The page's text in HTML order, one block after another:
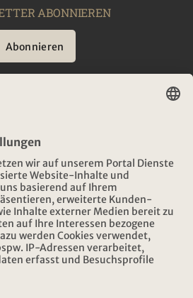
ABONNIEREN
Abonnieren
REISEN